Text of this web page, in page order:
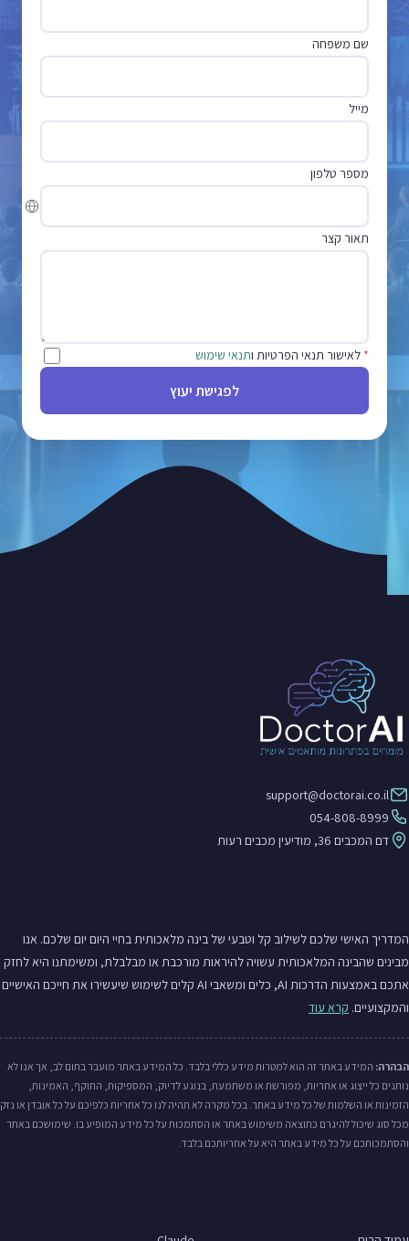
שם משפחה
מייל
מספר טלפון
תאור קצר
* לאישור תנאי הפרטיות ותנאי שימוש
לפגישת יעוץ
support@doctorai.co.il
054-808-8999
דם המכבים 36, מודיעין מכבים רעות
המדריך האישי שלכם לשילוב קל וטבעי של בינה מלאכותית בחיי היום יום שלכם. אנו
מבינים שהבינה המלאכותית עשויה להיראות מורכבת או מבלבלת, ומשימתנו היא לחזק
אתכם באמצעות הדרכות AI, כלים ומשאבי AI קלים לשימוש שיעשירו את חייכם האישיים
והמקצועיים. קרא עוד
הבהרה: המידע באתר זה הוא למטרות מידע כללי בלבד. כל המידע באתר מועבר בתום לב, אך אנו לא
נותנים כל ייצוג או אחריות, מפורשת או משתמעת, בנוגע לדיוק, המספיקות, התוקף, האמינות,
הזמינות או השלמות של כל מידע באתר. בכל מקרה לא תהיה לנו כל אחריות כלפיכם על כל אובדן או נזק
מכל סוג שיכול להיגרם כתוצאה משימוש באתר או הסתמכות על כל מידע המופיע בו. שימושכם באתר
והסתמכותכם על כל מידע באתר היא על אחריותכם בלבד.